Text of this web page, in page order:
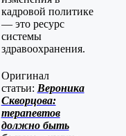
кадровой политике
— это ресурс
системы
здравоохранения.
Оригинал
статьи: Вероника
Скворцова:
терапевтов
должно быть